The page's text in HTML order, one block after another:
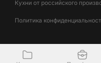
Кухни от российского
Политика